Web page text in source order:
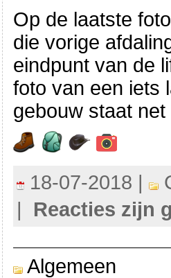
Op de laatste
die vorige
eindpunt van de
foto van een iets
gebouw staat
18-07-2018 |
|
Reacties zijn
Algemeen